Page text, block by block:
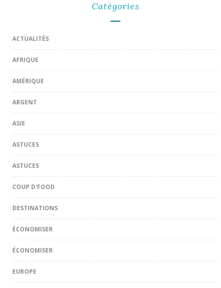
Catégories
ACTUALITÉS
AFRIQUE
AMÉRIQUE
ARGENT
ASIE
ASTUCES
ASTUCES
COUP D'FOOD
DESTINATIONS
ÉCONOMISER
ÉCONOMISER
EUROPE